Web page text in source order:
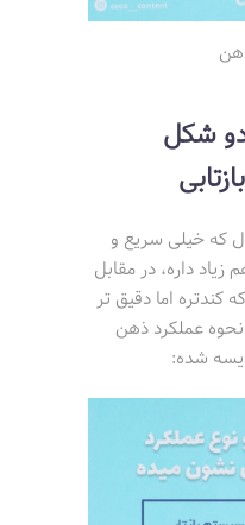
شکل
که خیلی سریع و
داره، در مقابل
اما دقیق تر
عملکرد ذهن
شده: